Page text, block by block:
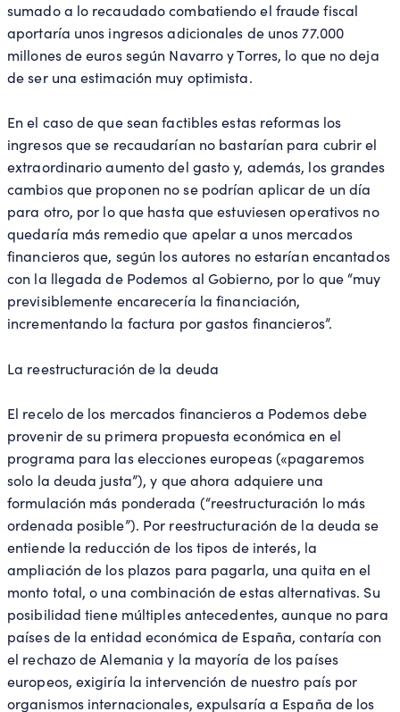
sumado a lo recaudado combatiendo el fraude fiscal
aportaría unos ingresos adicionales de unos 77.000
millones de euros según Navarro y Torres, lo que no deja
de ser una estimación muy optimista.
En el caso de que sean factibles estas reformas los
ingresos que se recaudarían no bastarían para cubrir el
extraordinario aumento del gasto y, además, los grandes
cambios que proponen no se podrían aplicar de un día
para otro, por lo que hasta que estuviesen operativos no
quedaría más remedio que apelar a unos mercados
financieros que, según los autores no estarían encantados
con la llegada de Podemos al Gobierno, por lo que “muy
previsiblemente encarecería la financiación,
incrementando la factura por gastos financieros”.
La reestructuración de la deuda
El recelo de los mercados financieros a Podemos debe
provenir de su primera propuesta económica en el
programa para las elecciones europeas («pagaremos
solo la deuda justa”), y que ahora adquiere una
formulación más ponderada (“reestructuración lo más
ordenada posible”). Por reestructuración de la deuda se
entiende la reducción de los tipos de interés, la
ampliación de los plazos para pagarla, una quita en el
monto total, o una combinación de estas alternativas. Su
posibilidad tiene múltiples antecedentes, aunque no para
países de la entidad económica de España, contaría con
el rechazo de Alemania y la mayoría de los países
europeos, exigiría la intervención de nuestro país por
organismos internacionales, expulsaría a España de los